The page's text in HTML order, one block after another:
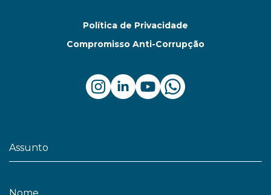
Política de Privacidade
Compromisso Anti-Corrupção